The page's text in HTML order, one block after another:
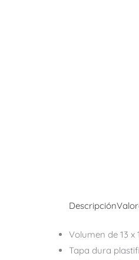
Descripción
Volumen de 13 x
Tapa dura